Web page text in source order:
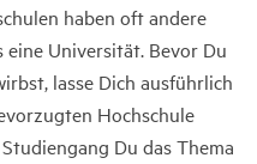
haben oft andere
Universität. Bevor Du
lasse Dich ausführlich
Hochschule
Du das Thema